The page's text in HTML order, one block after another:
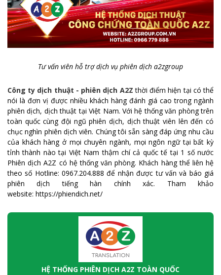
Tư vấn viên hỗ trợ dịch vụ phiên dịch a2zgroup
Công ty dịch thuật - phiên dịch A2Z thời điểm hiện tại có thể
nói là đơn vị được nhiều khách hàng đánh giá cao trong ngành
phiên dịch, dịch thuật tại Việt Nam. Với hệ thống văn phòng trên
toàn quốc cùng đội ngũ phiên dịch, dịch thuật viên lên đến có
chục nghìn phiên dịch viên. Chúng tôi sẵn sàng đáp ứng nhu cầu
của khách hàng ở mọi chuyên ngành, mọi ngôn ngữ tại bất kỳ
tỉnh thành nào tại Việt Nam thậm chí cả quốc tế tại 1 số nước
Phiên dịch A2Z có hệ thống văn phòng. Khách hàng thể liên hệ
theo số Hotline: 0967.204.888 để nhận được tư vấn và báo giá
phiên dịch tiếng hàn chính xác. Tham khảo
website: https://phiendich.net/
HỆ THỐNG PHIÊN DỊCH A2Z TOÀN QUỐC